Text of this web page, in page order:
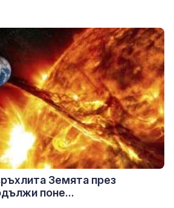
Земята през
поне...